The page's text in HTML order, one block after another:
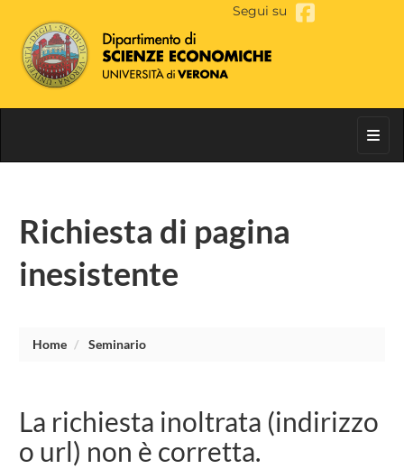
Segui su
Richiesta di pagina
inesistente
Home Seminario
La richiesta inoltrata (indirizzo
o url) non è corretta.